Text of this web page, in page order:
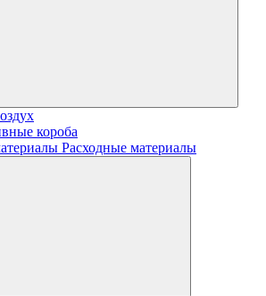
короба
Расходные материалы